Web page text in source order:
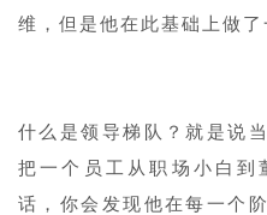
维，但是他在此基础上做
什么是领导梯队？就是说
把一个员工从职场小白到
话，你会发现他在每一个